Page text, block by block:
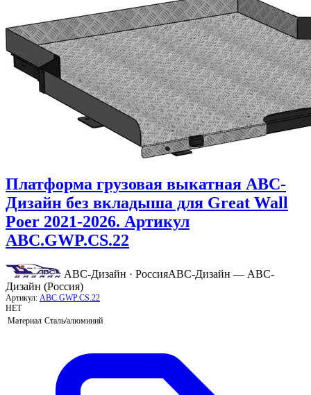
Платформа грузовая выкатная АВС-
Дизайн без вкладыша для Great Wall
Poer 2021-2026. Артикул
ABC.GWP.CS.22
АВС-Дизайн · РоссияАВС-Дизайн — АВС-
Дизайн (Россия)
Артикул: ABC.GWP.CS.22
НЕТ
Материал Сталь/алюминий